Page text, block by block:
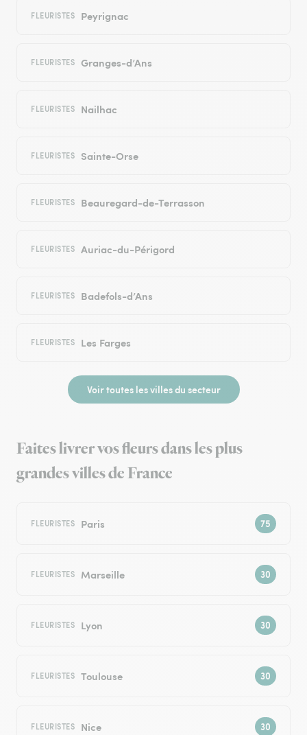
FLEURISTES Peyrignac
FLEURISTES Granges-d’Ans
FLEURISTES Nailhac
FLEURISTES Sainte-Orse
FLEURISTES Beauregard-de-Terrasson
FLEURISTES Auriac-du-Périgord
FLEURISTES Badefols-d’Ans
FLEURISTES Les Farges
Voir toutes les villes du secteur
Faites livrer vos fleurs dans les plus
grandes villes de France
FLEURISTES Paris
FLEURISTES Marseille
FLEURISTES Lyon
FLEURISTES Toulouse
FLEURISTES Nice